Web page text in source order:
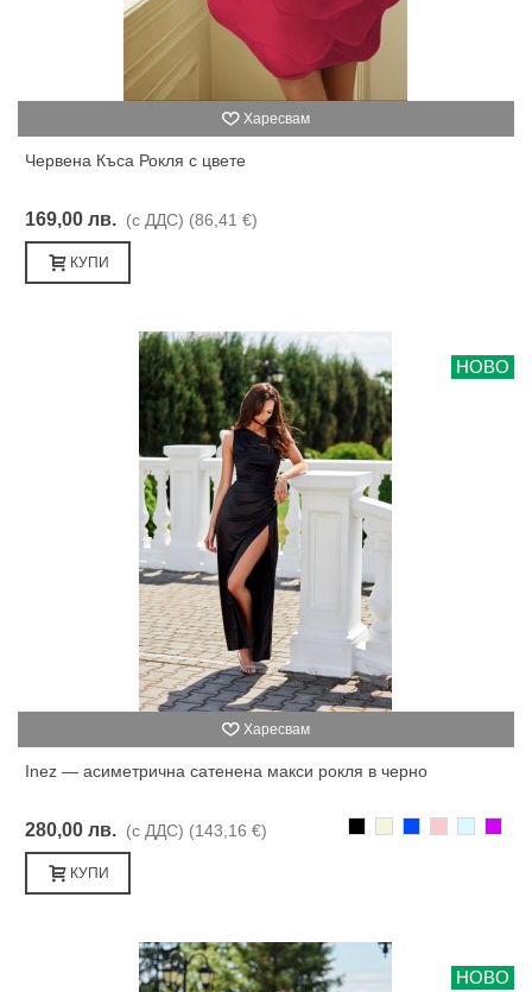
Харесвам
Червена Къса Рокля с цвете
169,00 лв. (с ДДС) (86,41 €)
КУПИ
НОВО
Харесвам
Inez — асиметрична сатенена макси рокля в черно
280,00 лв. (с ДДС) (143,16 €)
КУПИ
НОВО